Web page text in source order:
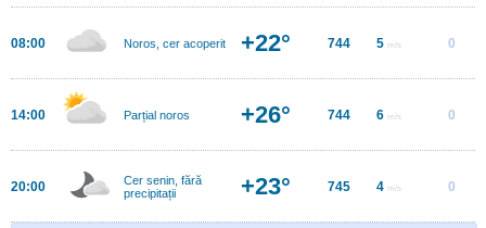
08:00 Noros, cer acoperit +22° 744 5 m/s 0
14:00 Parțial noros +26° 744 6 m/s 0
20:00
Cer senin, fără
precipitații
+23° 745 4 m/s 0